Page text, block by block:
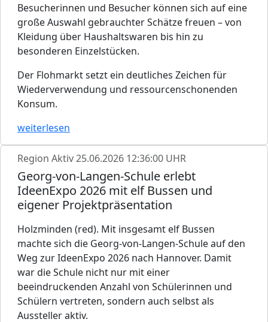
Besucherinnen und Besucher können sich auf eine
große Auswahl gebrauchter Schätze freuen – von
Kleidung über Haushaltswaren bis hin zu
besonderen Einzelstücken.
Der Flohmarkt setzt ein deutliches Zeichen für
Wiederverwendung und ressourcenschonenden
Konsum.
weiterlesen
Region Aktiv25.06.2026 12:36:00 UHR
Georg-von-Langen-Schule erlebt
IdeenExpo 2026 mit elf Bussen und
eigener Projektpräsentation
Holzminden (red). Mit insgesamt elf Bussen
machte sich die Georg-von-Langen-Schule auf den
Weg zur IdeenExpo 2026 nach Hannover. Damit
war die Schule nicht nur mit einer
beeindruckenden Anzahl von Schülerinnen und
Schülern vertreten, sondern auch selbst als
Aussteller aktiv.